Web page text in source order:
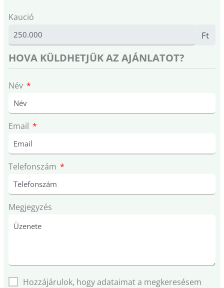
Kaució
Ft
HOVA KÜLDHETJÜK AZ AJÁNLATOT?
Név
Email
Telefonszám
Megjegyzés
Hozzájárulok, hogy adataimat a megkeresésem